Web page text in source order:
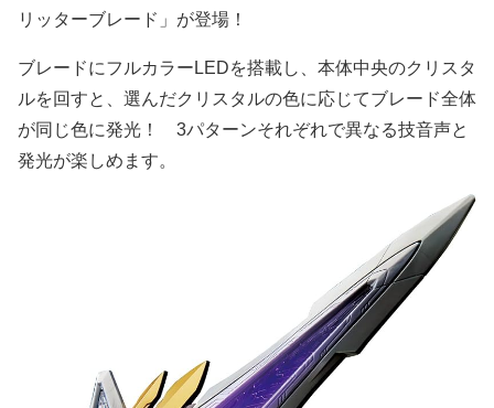
リッターブレード」が登場！
ブレードにフルカラーLEDを搭載し、本体中央のクリスタ
ルを回すと、選んだクリスタルの色に応じてブレード全体
が同じ色に発光！ 3パターンそれぞれで異なる技音声と
発光が楽しめます。